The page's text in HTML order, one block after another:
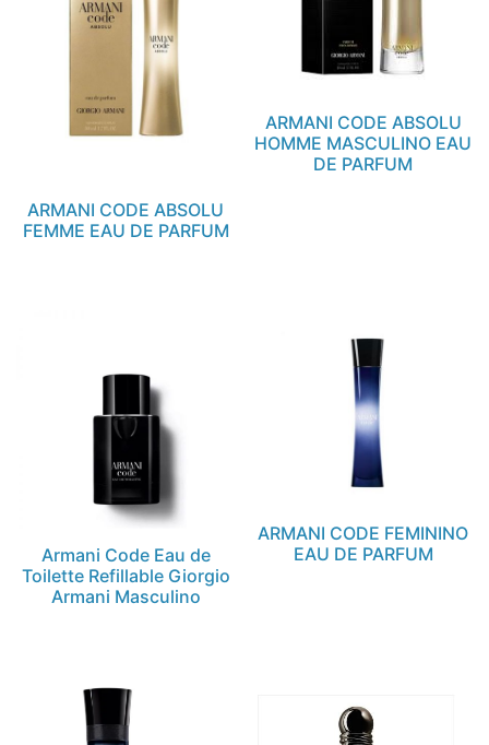
ARMANI CODE ABSOLU
FEMME EAU DE PARFUM
ARMANI CODE ABSOLU
HOMME MASCULINO EAU
DE PARFUM
Armani Code Eau de
Toilette Refillable Giorgio
Armani Masculino
ARMANI CODE FEMININO
EAU DE PARFUM